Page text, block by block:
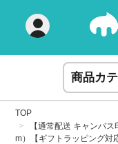
商品カ
TOP
【通常配送 キャンバ
m）【ギフトラッピング対